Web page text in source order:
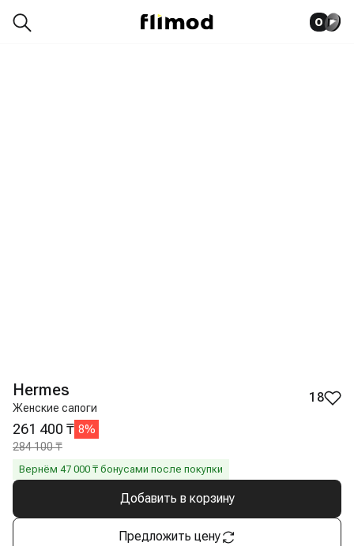
0
Hermes
Женские сапоги
18
261 400 ₸ 8%
284 100 ₸
Вернём 47 000 ₸ бонусами после покупки
Добавить в корзину
Предложить цену